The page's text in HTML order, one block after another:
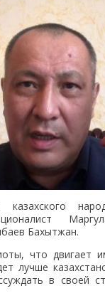
Бахытжан.
что двигает
лучше
в своей